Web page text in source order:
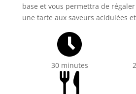
base et vous permettra de régaler
une tarte aux saveurs acidulées
30 minutes